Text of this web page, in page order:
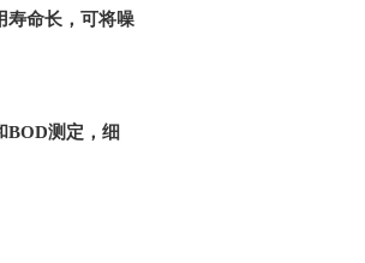
寿命长，可将噪
BOD测定，细